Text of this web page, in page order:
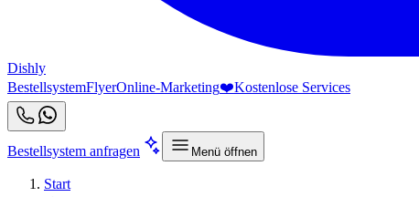
Dishly
BestellsystemFlyerOnline-Marketing❤️Kostenlose Services
Bestellsystem anfragen Menü öffnen
Start